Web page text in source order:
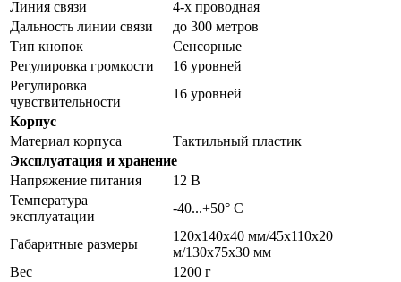
Линия связи
4-х проводная
Дальность линии связи
до 300 метров
Тип кнопок
Сенсорные
Регулировка громкости
16 уровней
Регулировка
чувствительности
16 уровней
Корпус
Материал корпуса
Тактильный пластик
Эксплуатация и хранение
Напряжение питания
12 В
Температура
эксплуатации
-40...+50° С
Габаритные размеры
120х140х40 мм/45х110х20
м/130х75х30 мм
Вес
1200 г